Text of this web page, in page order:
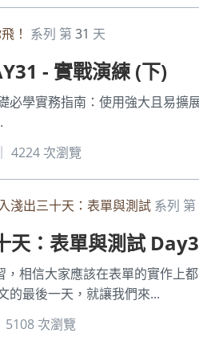
！ 系列 第31 天
- 實戰演練 (下)
必學實務指南：使用強大且易
4224 次瀏覽
淺出三十天：表單與測試 系列 第
：表單與測試
相信大家應該在表單的實作上
的最後一天，就讓我們來...
5108 次瀏覽